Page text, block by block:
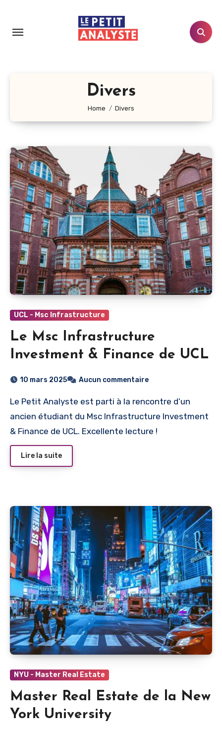
contenu
Divers
Home Divers
UCL - Msc Infrastructure
Le Msc Infrastructure
Investment & Finance de UCL
10 mars 2025 Aucun commentaire
Le Petit Analyste est parti à la rencontre d’un
ancien étudiant du Msc Infrastructure Investment
& Finance de UCL. Excellente lecture !
Lire la suite
NYU - Master Real Estate
Master Real Estate de la New
York University